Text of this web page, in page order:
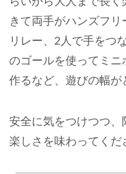
きて両手がハンズフ
リレー、2人で手をつ
のゴールを使ってミ
作るなど、遊びの幅が
安全に気をつけつつ
楽しさを味わってくだ